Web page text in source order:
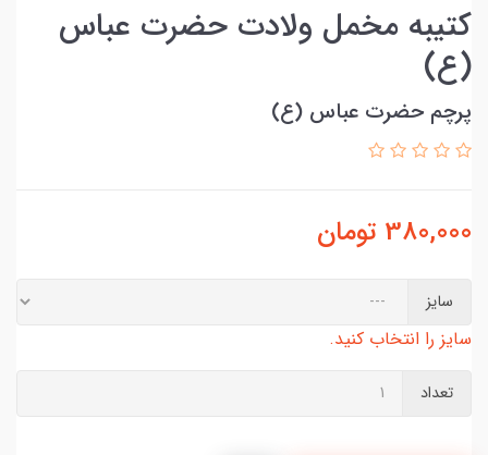
کتیبه مخمل ولادت حضرت عباس
(ع)
پرچم حضرت عباس (ع)
380,000 تومان
سایز
سایز را انتخاب کنید.
تعداد